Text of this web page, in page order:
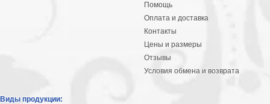
Помощь
Оплата и доставка
Контакты
Цены и размеры
Отзывы
Условия обмена и возврата
Виды продукции: